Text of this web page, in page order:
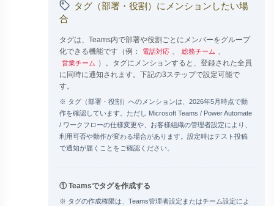
タグ（部署・役割）にメンションしたい場
合
タグは、Teams内で部署や役割ごとにメンバーをグループ
化できる機能です（例：
電話対応 、 総務チーム 、
営業チーム ）。タグにメンションすると、登録された全員
に同時に通知されます。下記の3ステップで設定可能で
す。
※ タグ（部署・役割）へのメンションは、2026年5月時点で動
作を確認しています。ただし Microsoft Teams / Power Automate
/ ワークフローの仕様変更や、お客様組織の管理者設定により、
利用可否や動作が変わる場合があります。設定時はテスト投稿
で通知が届くことをご確認ください。
① Teamsでタグを作成する
※ タグの作成権限は、Teams管理者設定またはチーム設定によ